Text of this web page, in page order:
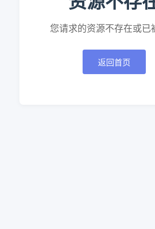
您请求的资源不存在或已
返回首页